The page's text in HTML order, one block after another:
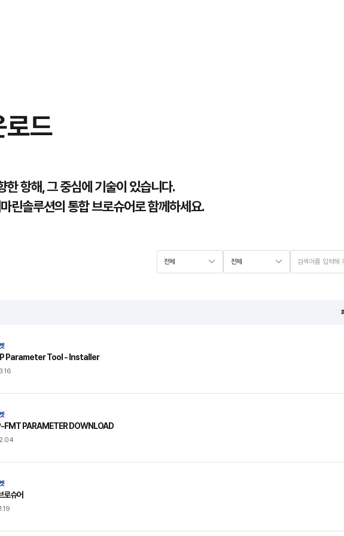
로드
한 항해, 그 중심에 기술이 있습니다.
린솔루션의 통합 브로슈어로 함께하세요.
Parameter Tool - Installer
FMT PARAMETER DOWNLOAD
로슈어